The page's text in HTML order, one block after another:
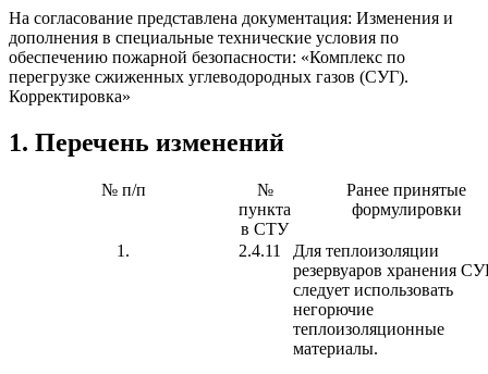
На согласование представлена документация: Изменения и
дополнения в специальные технические условия по
обеспечению пожарной безопасности: «Комплекс по
перегрузке сжиженных углеводородных газов (СУГ).
Корректировка»
1. Перечень изменений
№ п/п
№
пункта
в СТУ
Ранее принятые
формулировки
1. 2.4.11
Для теплоизоляции
резервуаров хранения
следует использовать
негорючие
теплоизоляционные
материалы.